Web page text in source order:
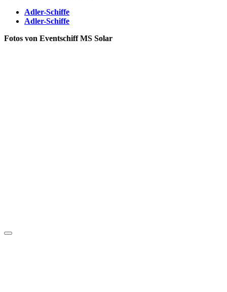
Adler-Schiffe
Adler-Schiffe
Fotos von Eventschiff MS Solar